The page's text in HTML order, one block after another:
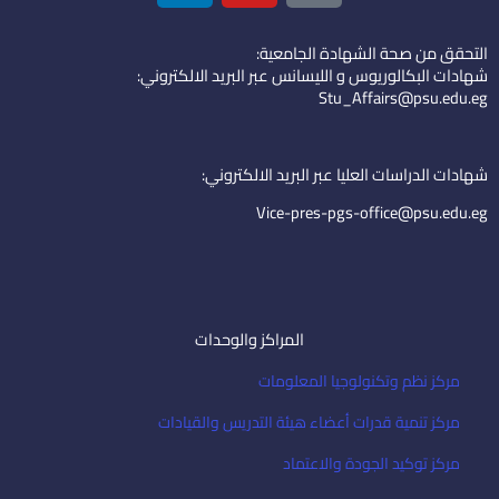
n
-
e
i
l
u
b
e
d
التحقق من صحة الشهادة الجامعية:
شهادات البكالوريوس و الليسانس عبر البريد الالكتروني:
Stu_Affairs@psu.edu.eg
شهادات الدراسات العليا عبر البريد الالكتروني:
Vice-pres-pgs-office@psu.edu.eg
المراكز والوحدات
مركز نظم وتكنولوجيا المعلومات
مركز تنمية قدرات أعضاء هيئة التدريس والقيادات
مركز توكيد الجودة والاعتماد